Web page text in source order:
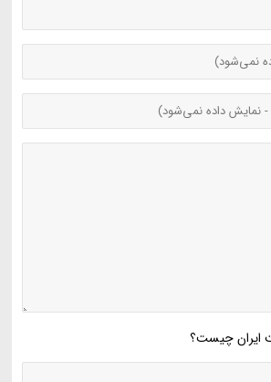
ایران چیست؟